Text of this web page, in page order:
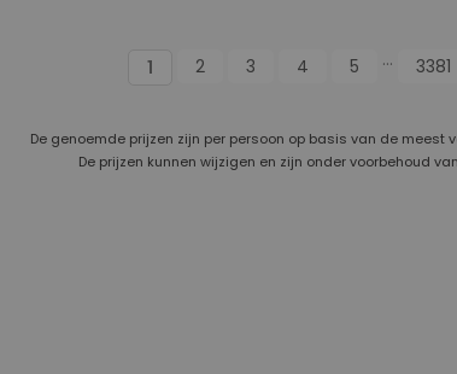
1 2 3 4 5 ... 3381
De genoemde prijzen zijn per persoon op basis van de meest
De prijzen kunnen wijzigen en zijn onder voorbehoud